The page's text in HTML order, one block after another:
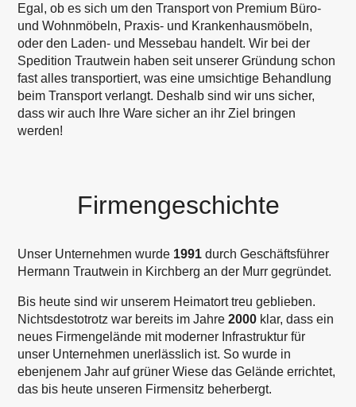
Egal, ob es sich um den Transport von Premium Büro-
und Wohnmöbeln, Praxis- und Krankenhausmöbeln,
oder den Laden- und Messebau handelt. Wir bei der
Spedition Trautwein haben seit unserer Gründung schon
fast alles transportiert, was eine umsichtige Behandlung
beim Transport verlangt. Deshalb sind wir uns sicher,
dass wir auch Ihre Ware sicher an ihr Ziel bringen
werden!
Firmengeschichte
Unser Unternehmen wurde 1991 durch Geschäftsführer
Hermann Trautwein in Kirchberg an der Murr gegründet.
Bis heute sind wir unserem Heimatort treu geblieben.
Nichtsdestotrotz war bereits im Jahre2000 klar, dass ein
neues Firmengelände mit moderner Infrastruktur für
unser Unternehmen unerlässlich ist. So wurde in
ebenjenem Jahr auf grüner Wiese das Gelände errichtet,
das bis heute unseren Firmensitz beherbergt.